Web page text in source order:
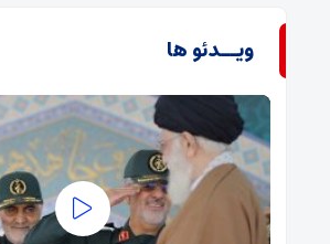
ویــدئو ها